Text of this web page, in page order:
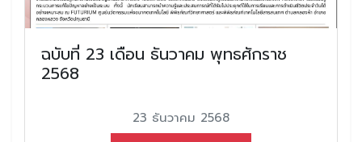
ฉบับที่ 23 เดือน ธันวาคม พุทธศักราช
2568
23 ธันวาคม 2568